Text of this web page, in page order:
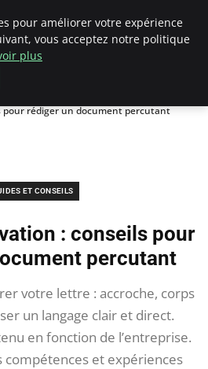
pour rédiger un document percutant
ET CONSEILS
: conseils pour
percutant
votre lettre : accroche, corps
un langage clair et direct.
en fonction de l’entreprise.
compétences et expériences
pour améliorer votre expérience
vous acceptez notre politique
plus